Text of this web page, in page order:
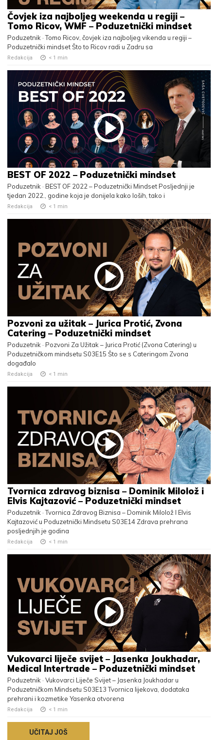
Čovjek iza najboljeg weekenda u regiji –
Tomo Ricov, WMF – Poduzetnički mindset
Poduzetnik · Tomo Ricov, čovjek iza najboljeg vikenda u regiji –
Poduzetnički mindset Što to Ricov radi u Zadru sa
Redakcija < 1 min
BEST OF 2022 – Poduzetnički mindset
Poduzetnik · BEST OF 2022 – Poduzetnički Mindset Posljednji je
tjedan 2022., godine koja je donijela kako loših, tako i
Redakcija < 1 min
Pozvoni za užitak – Jurica Protić, Zvona
Catering – Poduzetnički mindset
Poduzetnik · Pozvoni Za Užitak – Jurica Protić (Zvona Catering) u
Poduzetničkom mindsetu S03E15 Što se s Cateringom Zvona
događalo
Redakcija < 1 min
Tvornica zdravog biznisa – Dominik Milolož i
Elvis Kajtazović – Poduzetnički mindset
Poduzetnik · Tvornica Zdravog Biznisa – Dominik Milolož I Elvis
Kajtazović u Poduzetnički Mindsetu S03E14 Zdrava prehrana
posljednjih je godina
Redakcija < 1 min
Vukovarci liječe svijet – Jasenka Joukhadar,
Medical Intertrade – Poduzetnički mindset
Poduzetnik · Vukovarci Liječe Svijet – Jasenka Joukhadar u
Poduzetničkom Mindsetu S03E13 Tvornica lijekova, dodataka
prehrani i kozmetike Yasenka otvorena
Redakcija < 1 min
UČITAJ JOŠ